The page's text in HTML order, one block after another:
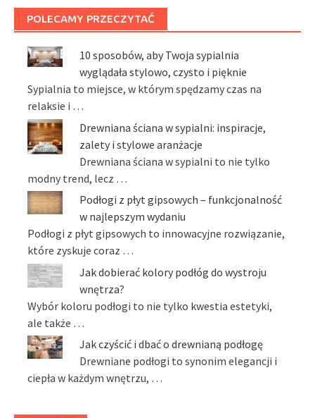
POLECAMY PRZECZYTAĆ
10 sposobów, aby Twoja sypialnia
wyglądała stylowo, czysto i pięknie
Sypialnia to miejsce, w którym spędzamy czas na
relaksie i …
Drewniana ściana w sypialni: inspiracje,
zalety i stylowe aranżacje
Drewniana ściana w sypialni to nie tylko
modny trend, lecz …
Podłogi z płyt gipsowych – funkcjonalność
w najlepszym wydaniu
Podłogi z płyt gipsowych to innowacyjne rozwiązanie,
które zyskuje coraz …
Jak dobierać kolory podłóg do wystroju
wnętrza?
Wybór koloru podłogi to nie tylko kwestia estetyki,
ale także …
Jak czyścić i dbać o drewnianą podłogę
Drewniane podłogi to synonim elegancji i
ciepła w każdym wnętrzu, …